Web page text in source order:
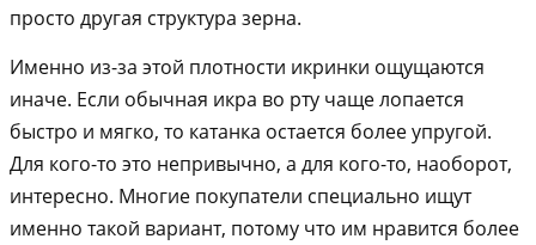
просто другая структура зерна.
Именно из-за этой плотности икринки ощущаются
иначе. Если обычная икра во рту чаще лопается
быстро и мягко, то катанка остается более упругой.
Для кого-то это непривычно, а для кого-то, наоборот,
интересно. Многие покупатели специально ищут
именно такой вариант, потому что им нравится более